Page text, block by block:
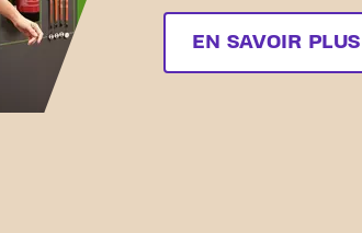
EN SAVOIR PLUS